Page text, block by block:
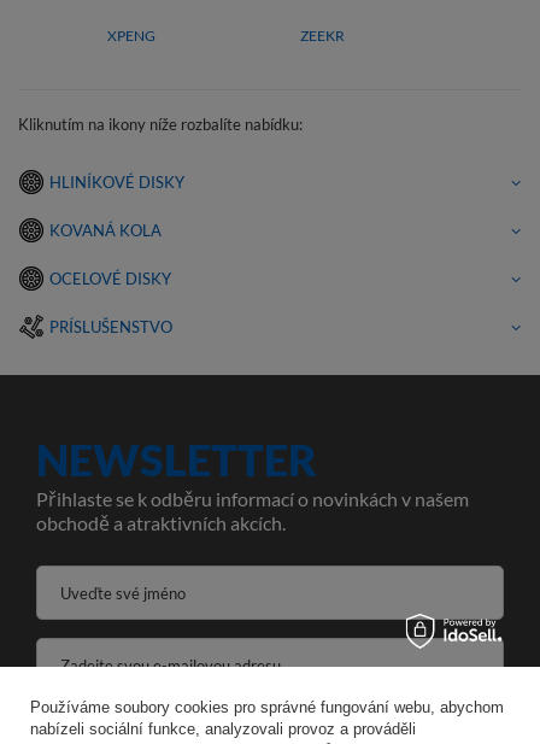
XPENG ZEEKR
Kliknutím na ikony níže rozbalíte nabídku:
HLINÍKOVÉ DISKY
KOVANÁ KOLA
OCELOVÉ DISKY
PRÍSLUŠENSTVO
NEWSLETTER
Přihlaste se k odběru informací o novinkách v našem
obchodě a atraktivních akcích.
Uveďte své jméno
Zadejte svou e-mailovou adresu
Souhlasím se zpracováním svých osobních údajů pro účely a v rozsahu služby Newsletter ve formátu
Používáme soubory cookies pro správné fungování webu, abychom
nabízeli sociální funkce, analyzovali provoz a prováděli